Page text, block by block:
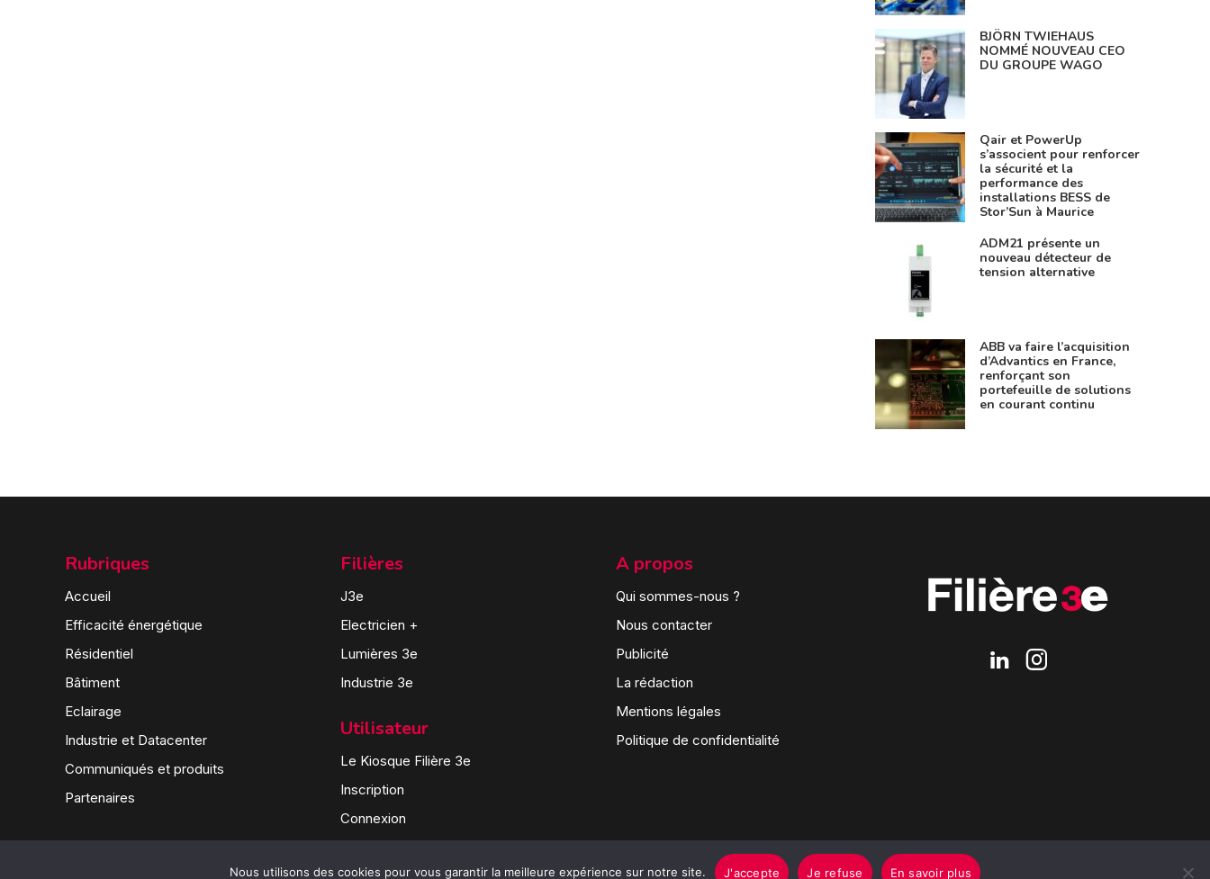
BJÖRN TWIEHAUS
NOMMÉ NOUVEAU CEO
DU GROUPE WAGO
Qair et PowerUp
s’associent pour renforcer
la sécurité et la
performance des
installations BESS de
Stor’Sun à Maurice
ADM21 présente un
nouveau détecteur de
tension alternative
ABB va faire l’acquisition
d’Advantics en France,
renforçant son
portefeuille de solutions
en courant continu
Rubriques
Accueil
Efficacité énergétique
Résidentiel
Bâtiment
Eclairage
Industrie et Datacenter
Communiqués et produits
Partenaires
Filières
J3e
Electricien +
Lumières 3e
Industrie 3e
Utilisateur
Le Kiosque Filière 3e
Inscription
Connexion
A propos
Qui sommes-nous ?
Nous contacter
Publicité
La rédaction
Mentions légales
Politique de confidentialité
Nous utilisons des cookies pour vous garantir la meilleure expérience sur notre site. J'accepte Je refuse En savoir plus